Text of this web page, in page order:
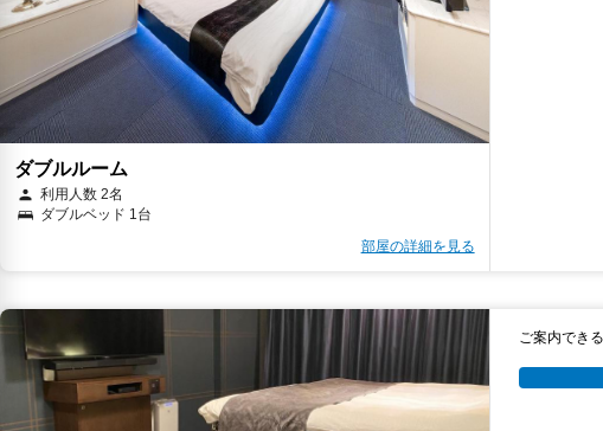
ダブルルーム
利用人数 2名
ダブルベッド 1台
部屋の詳細を見る
ご案内でき